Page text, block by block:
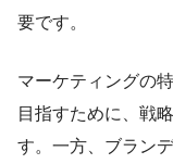
要です。
マーケティングの
目指すために、戦
す。一方、ブラン